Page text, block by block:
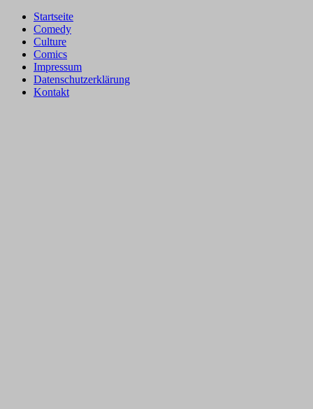
Startseite
Comedy
Culture
Comics
Impressum
Datenschutzerklärung
Kontakt